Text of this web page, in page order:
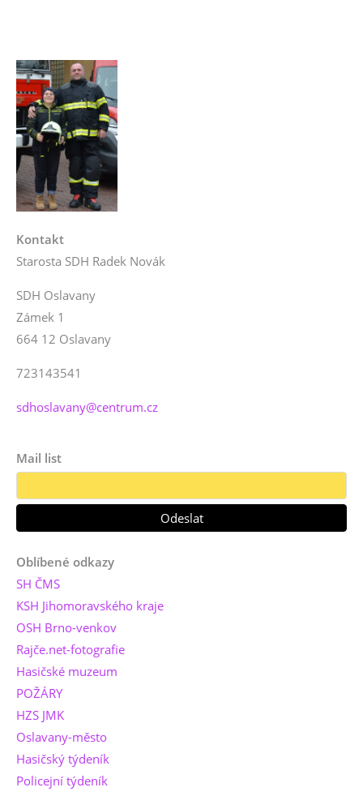
Kontakt
Starosta SDH Radek Novák
SDH Oslavany
Zámek 1
664 12 Oslavany
723143541
sdhoslavany@centrum.cz
Mail list
Oblíbené odkazy
SH ČMS
KSH Jihomoravského kraje
OSH Brno-venkov
Rajče.net-fotografie
Hasičské muzeum
POŽÁRY
HZS JMK
Oslavany-město
Hasičský týdeník
Policejní týdeník